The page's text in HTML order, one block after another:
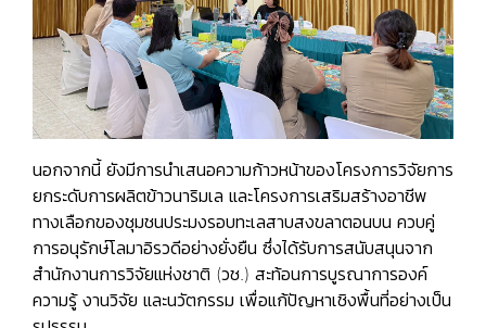
นอกจากนี้ ยังมีการนำเสนอความก้าวหน้าของโครงการวิจัยการ
ยกระดับการผลิตข้าวนาริมเล และโครงการเสริมสร้างอาชีพ
ทางเลือกของชุมชนประมงรอบทะเลสาบสงขลาตอนบน ควบคู่
การอนุรักษ์โลมาอิรวดีอย่างยั่งยืน ซึ่งได้รับการสนับสนุนจาก
สำนักงานการวิจัยแห่งชาติ (วช.) สะท้อนการบูรณาการองค์
ความรู้ งานวิจัย และนวัตกรรม เพื่อแก้ปัญหาเชิงพื้นที่อย่างเป็น